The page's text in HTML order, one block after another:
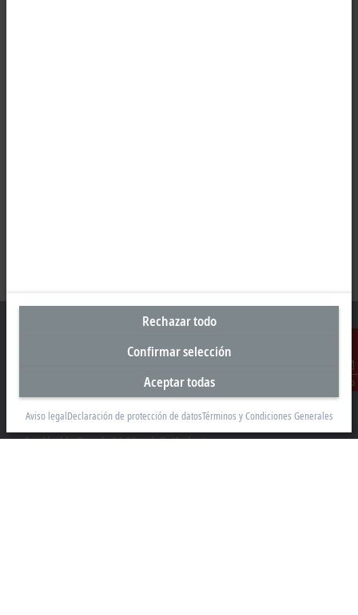
Contacto
Edificio Sant Cugat I
Av. Alcalde Barnils 64-68, ed. D 4ª planta
Rechazar todo
Confirmar selección
Aceptar todas
Aviso legalDeclaración de protección de datosTérminos y Condiciones Generales